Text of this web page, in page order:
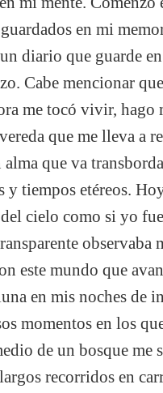
en mi
diario que guarde
Cabe mencionar
me tocó vivir, hago
que me lleva a
que va
tiempos etéreos.
cielo como si yo
observaba
este mundo que
en mis noches de
momentos en los
de un bosque me
recorridos en